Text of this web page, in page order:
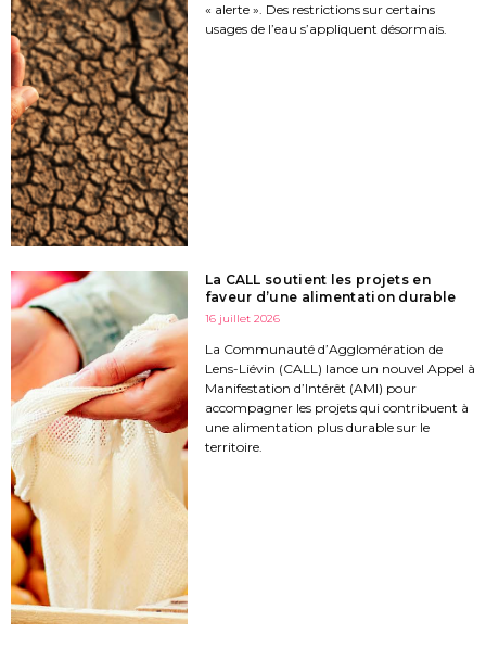
« alerte ». Des restrictions sur certains
usages de l’eau s’appliquent désormais.
La CALL soutient les projets en
faveur d’une alimentation durable
16 juillet 2026
La Communauté d’Agglomération de
Lens-Liévin (CALL) lance un nouvel Appel à
Manifestation d’Intérêt (AMI) pour
accompagner les projets qui contribuent à
une alimentation plus durable sur le
territoire.